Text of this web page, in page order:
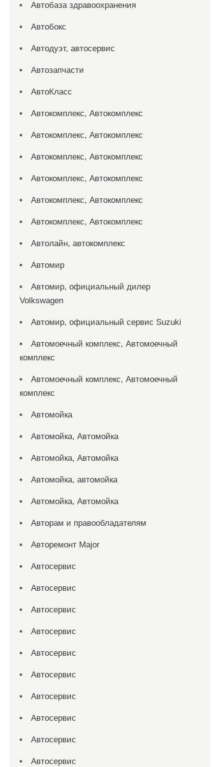
Автобаза здравоохранения
Автобокс
Автодуэт, автосервис
Автозапчасти
АвтоКласс
Автокомплекс, Автокомплекс
Автокомплекс, Автокомплекс
Автокомплекс, Автокомплекс
Автокомплекс, Автокомплекс
Автокомплекс, Автокомплекс
Автокомплекс, Автокомплекс
Автолайн, автокомплекс
Автомир
Автомир, официальный дилер
Volkswagen
Автомир, официальный сервис Suzuki
Автомоечный комплекс, Автомоечный
комплекс
Автомоечный комплекс, Автомоечный
комплекс
Автомойка
Автомойка, Автомойка
Автомойка, Автомойка
Автомойка, автомойка
Автомойка, Автомойка
Авторам и правообладателям
Авторемонт Major
Автосервис
Автосервис
Автосервис
Автосервис
Автосервис
Автосервис
Автосервис
Автосервис
Автосервис
Автосервис